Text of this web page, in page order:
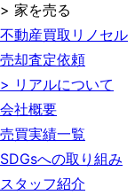
> 家を売る
不動産買取リノセル
売却査定依頼
> リアルについて
会社概要
売買実績一覧
SDGsへの取り組み
スタッフ紹介